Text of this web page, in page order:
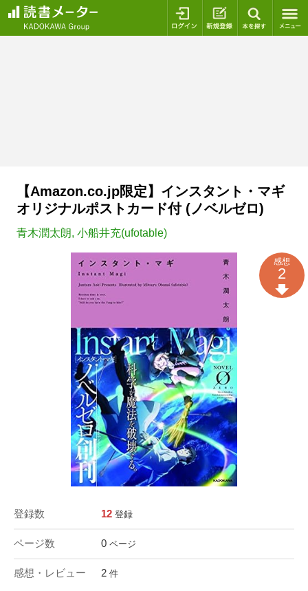
ログイン 新規登録
【Amazon.co.jp限定】インスタント・マギ
オリジナルポストカード付 (ノベルゼロ)
青木潤太朗, 小船井充(ufotable)
登録数 12 登録
ページ数 0 ページ
感想・レビュー 2 件
感想
2